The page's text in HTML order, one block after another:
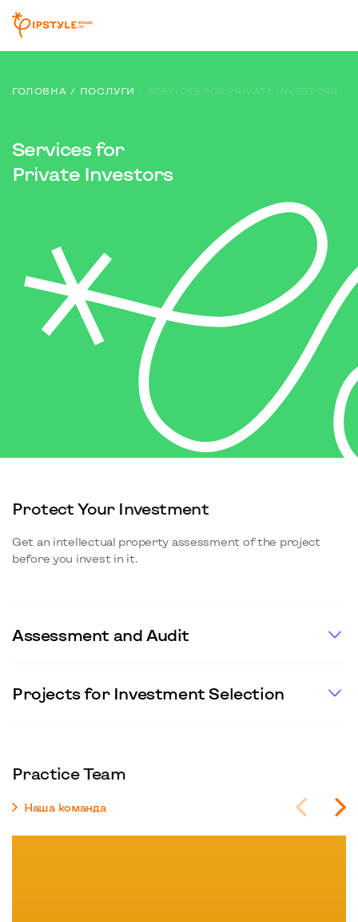
ГОЛОВНА ПОСЛУГИ SERVICES FOR PRIVATE INVESTORS
Services for
Private Investors
Protect Your Investment
Get an intellectual property assessment of the project
before you invest in it.
Assessment and Audit
Projects for Investment Selection
Practice Team
Наша команда